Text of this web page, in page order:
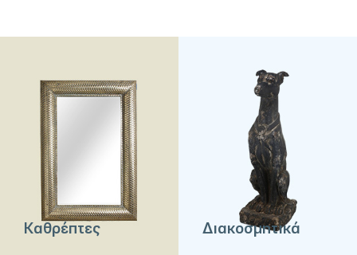
Καθρέπτες Διακοσμητικά